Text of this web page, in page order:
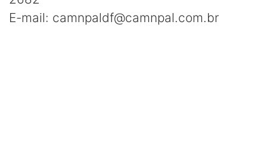
E-mail: camnpaldf@camnpal.com.br